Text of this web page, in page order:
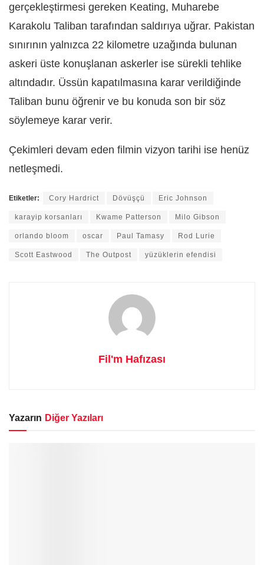
gerçekleştirmesi gereken Keating, Muharebe
Karakolu Taliban tarafından saldırıya uğrar. Pakistan
sınırının yalnızca 22 kilometre uzağında bulunan
askeri üste konuşlanan askerler ise sürekli tehlike
altındadır. Üssün kapatılmasına karar verildiğinde
Taliban bunu öğrenir ve bu konuda son bir söz
söylemeye karar verir.
Çekimleri devam eden filmin vizyon tarihi ise henüz
netleşmedi.
Etiketler: Cory Hardrict Dövüşçü Eric Johnson
karayip korsanları Kwame Patterson Milo Gibson
orlando bloom oscar Paul Tamasy Rod Lurie
Scott Eastwood The Outpost yüzüklerin efendisi
Fil'm Hafızası
Yazarın Diğer Yazıları